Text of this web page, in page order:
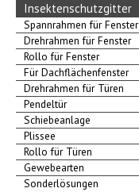
Insektenschutzgitter
Spannrahmen für Fenster
Drehrahmen für Fenster
Rollo für Fenster
Für Dachflächenfenster
Drehrahmen für Türen
Pendeltür
Schiebeanlage
Plissee
Rollo für Türen
Gewebearten
Sonderlösungen